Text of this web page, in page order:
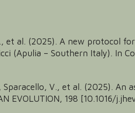
et al. (2025). A new protocol
(Apulia – Southern Italy). In
V., et al. (2025).
EVOLUTION, 198 [10.1016/